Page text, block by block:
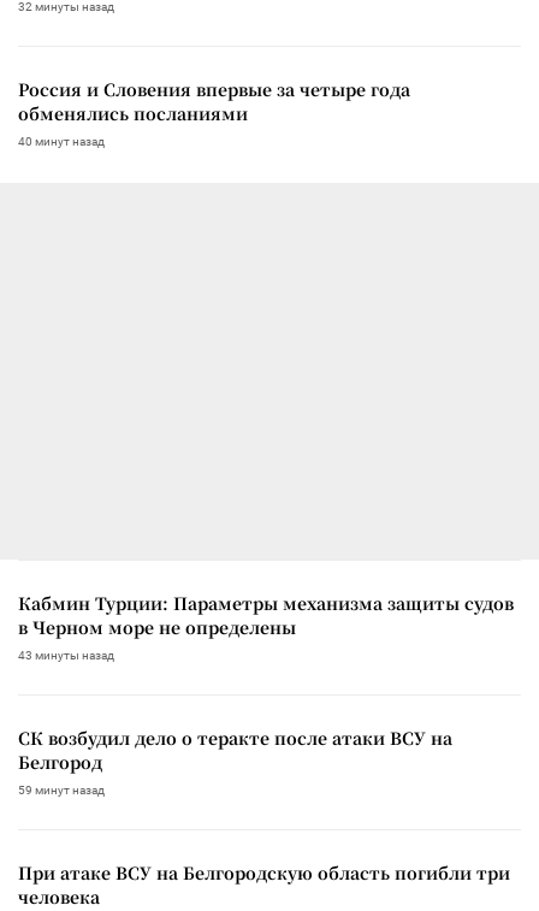
32 минуты назад
Россия и Словения впервые за четыре года
обменялись посланиями
40 минут назад
Кабмин Турции: Параметры механизма защиты судов
в Черном море не определены
43 минуты назад
СК возбудил дело о теракте после атаки ВСУ на
Белгород
59 минут назад
При атаке ВСУ на Белгородскую область погибли три
человека